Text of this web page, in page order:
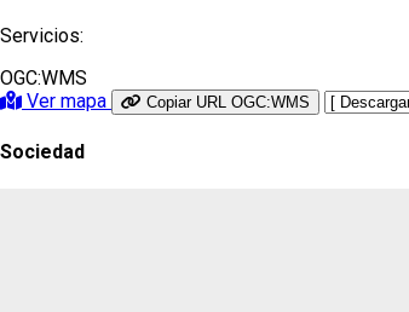
Servicios:
OGC:WMS
Ver mapa
Copiar URL OGC:WMS
Sociedad